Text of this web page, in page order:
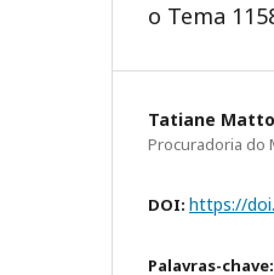
o Tema
Tatiane
Procuradoria do
DOI: https://
Palavras-chave: